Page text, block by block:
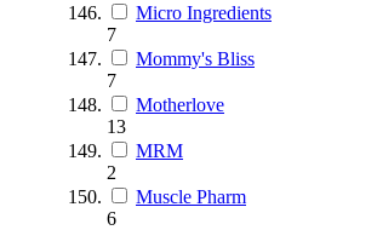
Micro Ingredients
7
Mommy's Bliss
7
Motherlove
13
MRM
2
Muscle Pharm
6